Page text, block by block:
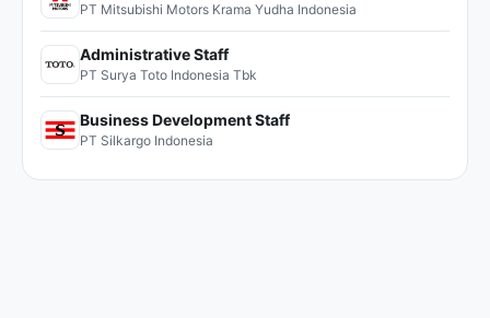
PT Mitsubishi Motors Krama Yudha Indonesia
Administrative Staff
PT Surya Toto Indonesia Tbk
Business Development Staff
PT Silkargo Indonesia